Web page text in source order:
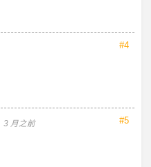
#4
#5
3 月之前